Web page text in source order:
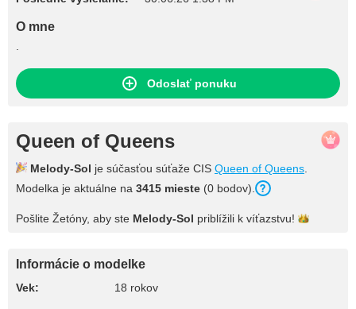
O mne
Odoslať ponuku
Queen of Queens
Melody-Sol je súčasťou súťaže CIS Queen of Queens
Modelka je aktuálne na 3415 mieste (0 bodov).
Pošlite Žetóny, aby ste Melody-Sol priblížili k víťazstvu!
Informácie o modelke
Vek: 18 rokov